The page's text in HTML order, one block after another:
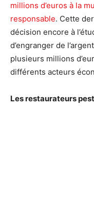
millions d’euros à la
responsable. Cette
décision encore à
d’engranger de
plusieurs millions
différents acteurs
Les restaurateurs